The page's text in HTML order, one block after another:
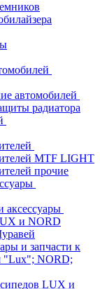
автомобилей
радиатора
MTF LIGHT
прочие
аксессуары
и NORD
и запчасти к
"Lux"; NORD;
LUX и